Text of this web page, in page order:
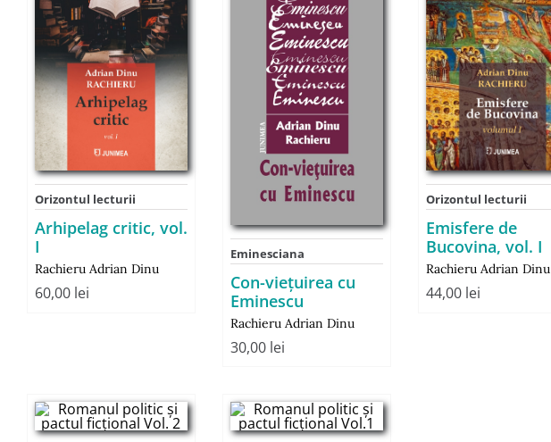
Orizontul lecturii
Arhipelag critic, vol.
I
Rachieru Adrian Dinu
60,00 lei
Eminesciana
Con-vieţuirea cu
Eminescu
Rachieru Adrian Dinu
30,00 lei
Orizontul lecturii
Emisfere de
Bucovina, vol. I
Rachieru Adrian Dinu
44,00 lei